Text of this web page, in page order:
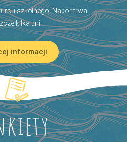
szkolnego! Nabór trwa
kilka dni!
informacji